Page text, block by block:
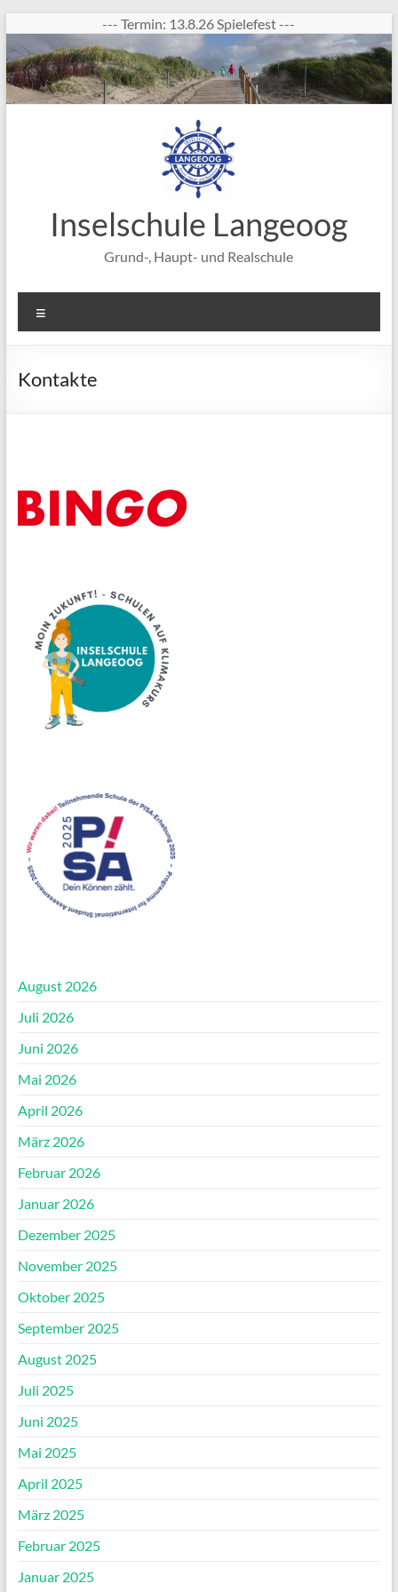
Inhalt
springen
--- Termin: 13.8.26 Spielefest ---
Inselschule Langeoog
Grund-, Haupt- und Realschule
Kontakte
August 2026
Juli 2026
Juni 2026
Mai 2026
April 2026
März 2026
Februar 2026
Januar 2026
Dezember 2025
November 2025
Oktober 2025
September 2025
August 2025
Juli 2025
Juni 2025
Mai 2025
April 2025
März 2025
Februar 2025
Januar 2025